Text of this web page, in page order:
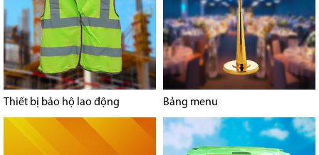
Thiết bị bảo hộ lao động Bảng menu